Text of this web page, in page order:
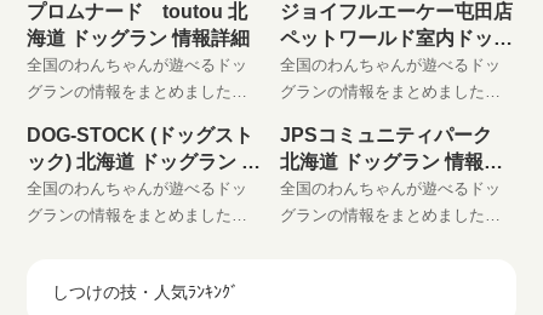
ごしください。 是非、お気に入
りに登録してください。
ごしください。 是非、お気に入
りに登録してください。
プロムナード toutou 北
海道 ドッグラン 情報詳細
全国のわんちゃんが遊べるドッ
グランの情報をまとめました。
ごしください。 是非、お気に入
りに登録してください。
ジョイフルエーケー屯田店
ペットワールド室内ドッグ
ラン
全国のわんちゃんが遊べるドッ
グランの情報をまとめました。
ごしください。 是非、お気に入
りに登録してください。
DOG-STOCK (ドッグスト
ック) 北海道 ドッグラン 情
報詳細
全国のわんちゃんが遊べるドッ
グランの情報をまとめました。
りに登録してください。
JPSコミュニティパーク
北海道 ドッグラン 情報詳
細
全国のわんちゃんが遊べるドッ
グランの情報をまとめました。
しつけの技・人気ﾗﾝｷﾝｸﾞ